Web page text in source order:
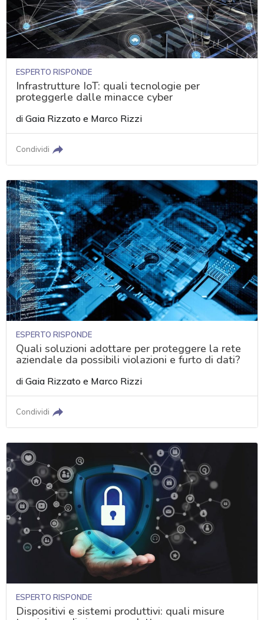
ESPERTO RISPONDE
Infrastrutture IoT: quali tecnologie per
proteggerle dalle minacce cyber
diGaia Rizzato e Marco Rizzi
Condividi
ESPERTO RISPONDE
Quali soluzioni adottare per proteggere la rete
aziendale da possibili violazioni e furto di dati?
diGaia Rizzato e Marco Rizzi
Condividi
ESPERTO RISPONDE
Dispositivi e sistemi produttivi: quali misure